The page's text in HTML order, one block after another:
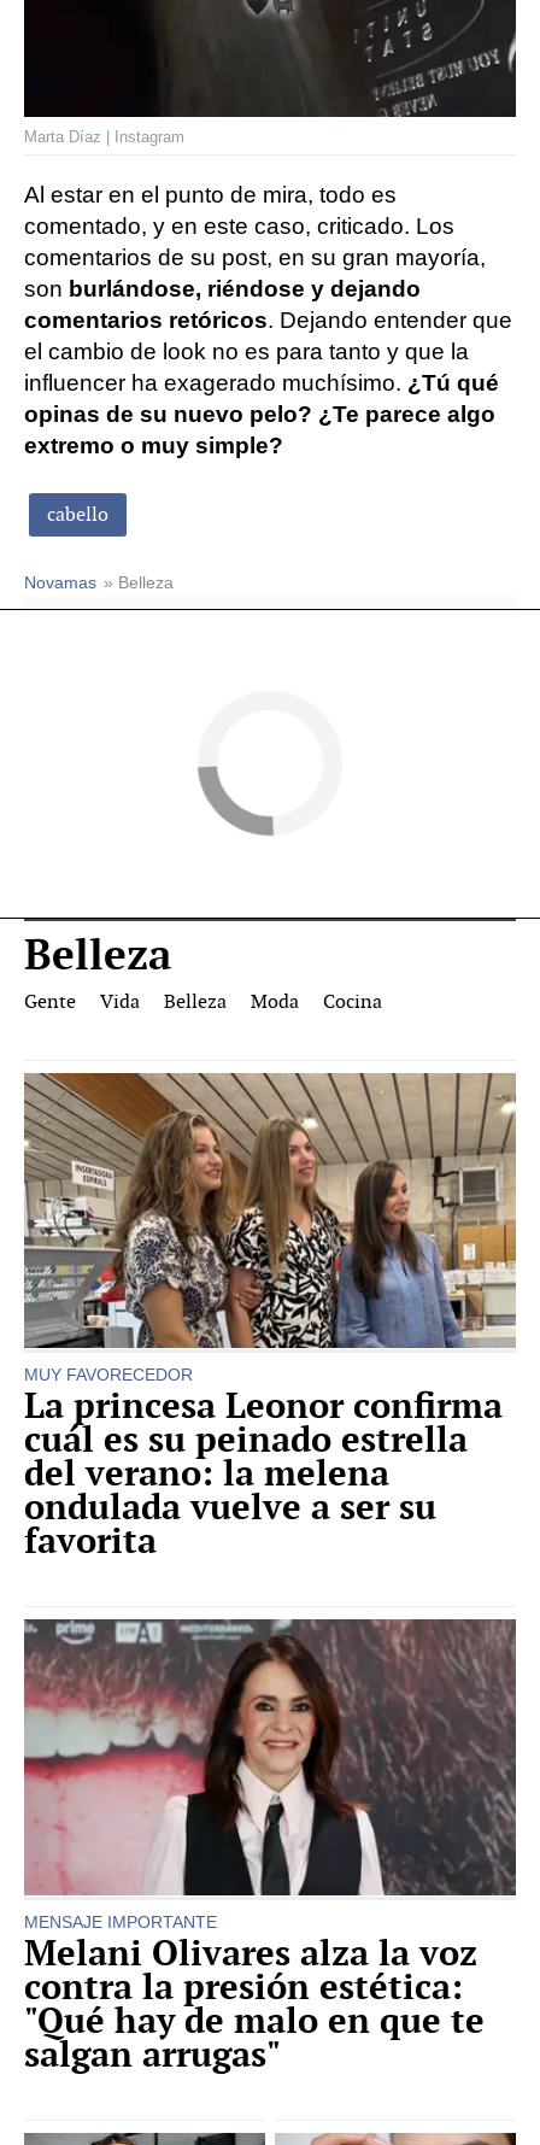
Marta Díaz | Instagram
Al estar en el punto de mira, todo es
comentado, y en este caso, criticado. Los
comentarios de su post, en su gran mayoría,
son burlándose, riéndose y dejando
comentarios retóricos. Dejando entender que
el cambio de look no es para tanto y que la
influencer ha exagerado muchísimo. ¿Tú qué
opinas de su nuevo pelo? ¿Te parece algo
extremo o muy simple?
cabello
Novamas » Belleza
Belleza
Gente Vida Belleza Moda Cocina
MUY FAVORECEDOR
La princesa Leonor confirma
cuál es su peinado estrella
del verano: la melena
ondulada vuelve a ser su
favorita
MENSAJE IMPORTANTE
Melani Olivares alza la voz
contra la presión estética:
"Qué hay de malo en que te
salgan arrugas"